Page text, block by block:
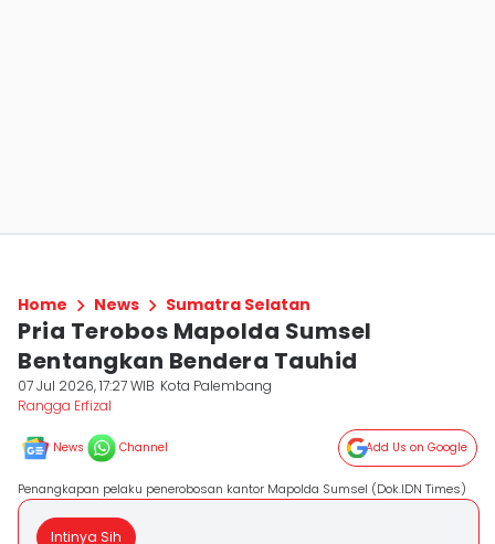
Home News Sumatra Selatan
Pria Terobos Mapolda Sumsel
Bentangkan Bendera Tauhid
07 Jul 2026, 17:27 WIB Kota Palembang
Rangga Erfizal
News Channel Add Us on Google
Penangkapan pelaku penerobosan kantor Mapolda Sumsel (Dok.IDN Times)
Intinya Sih